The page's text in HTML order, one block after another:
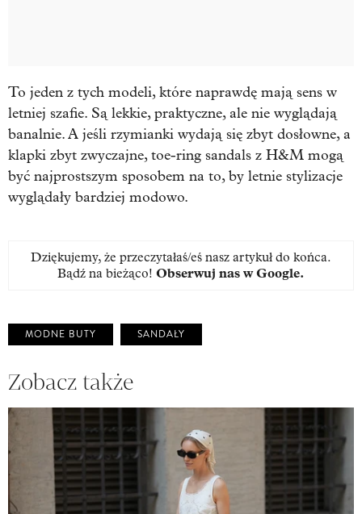
To jeden z tych modeli, które naprawdę mają sens w
letniej szafie. Są lekkie, praktyczne, ale nie wyglądają
banalnie. A jeśli rzymianki wydają się zbyt dosłowne, a
klapki zbyt zwyczajne, toe-ring sandals z H&M mogą
być najprostszym sposobem na to, by letnie stylizacje
wyglądały bardziej modowo.
Dziękujemy, że przeczytałaś/eś nasz artykuł do końca.
Bądź na bieżąco! Obserwuj nas w Google.
MODNE BUTY SANDAŁY
Zobacz także